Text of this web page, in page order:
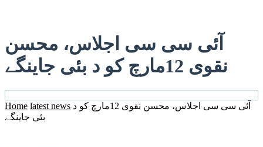
آئی سی سی اجلاس، محسن
نقوی 12مارچ کو د بئی جاینگے
Home latest news آئی سی سی اجلاس، محسن نقوی 12مارچ کو د
بئی جاینگے